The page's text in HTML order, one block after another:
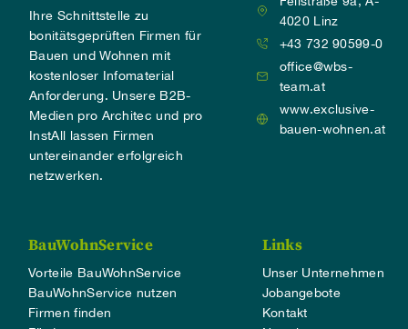
Ihre Schnittstelle zu
bonitätsgeprüften Firmen für
Bauen und Wohnen mit
kostenloser Infomaterial
Anforderung. Unsere B2B-
Medien pro Architec und pro
InstAll lassen Firmen
untereinander erfolgreich
netzwerken.
4020 Linz
+43 732 90599-0
office@wbs-
team.at
www.exclusive-
bauen-wohnen.at
BauWohnService
Vorteile BauWohnService
BauWohnService nutzen
Firmen finden
Links
Unser Unternehmen
Jobangebote
Kontakt